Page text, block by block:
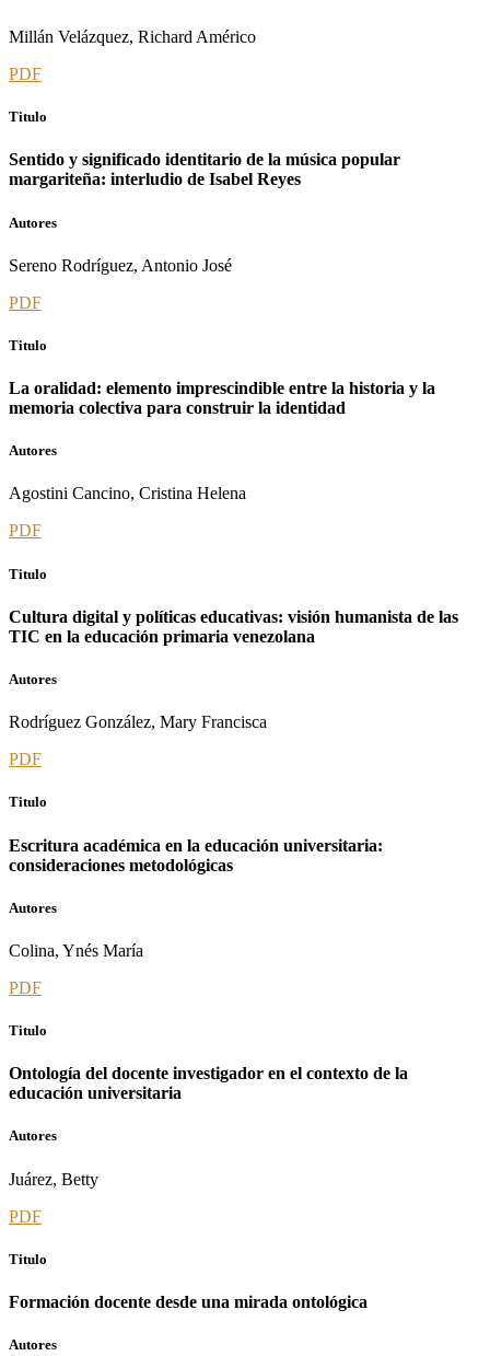
Millán Velázquez, Richard Américo
PDF
Titulo
Sentido y significado identitario de la música popular
margariteña: interludio de Isabel Reyes
Autores
Sereno Rodríguez, Antonio José
PDF
Titulo
La oralidad: elemento imprescindible entre la historia y la
memoria colectiva para construir la identidad
Autores
Agostini Cancino, Cristina Helena
PDF
Titulo
Cultura digital y políticas educativas: visión humanista de las
TIC en la educación primaria venezolana
Autores
Rodríguez González, Mary Francisca
PDF
Titulo
Escritura académica en la educación universitaria:
consideraciones metodológicas
Autores
Colina, Ynés María
PDF
Titulo
Ontología del docente investigador en el contexto de la
educación universitaria
Autores
Juárez, Betty
PDF
Titulo
Formación docente desde una mirada ontológica
Autores